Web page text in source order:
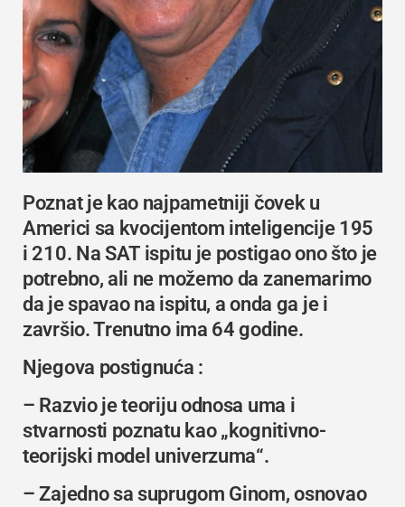
Poznat je kao najpametniji čovek u
Americi sa kvocijentom inteligencije 195
i 210. Na SAT ispitu je postigao ono što je
potrebno, ali ne možemo da zanemarimo
da je spavao na ispitu, a onda ga je i
završio. Trenutno ima 64 godine.
Njegova postignuća :
– Razvio je teoriju odnosa uma i
stvarnosti poznatu kao „kognitivno-
teorijski model univerzuma“.
– Zajedno sa suprugom Ginom, osnovao